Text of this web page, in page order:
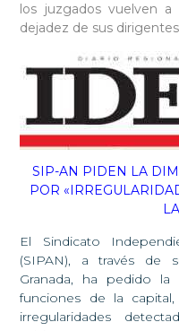
los juzgados vuelven
dejadez de sus
SIP-AN PIDEN LA
POR
El Sindicato
(SIPAN), a través de
Granada, ha pedido
funciones de la
irregularidades